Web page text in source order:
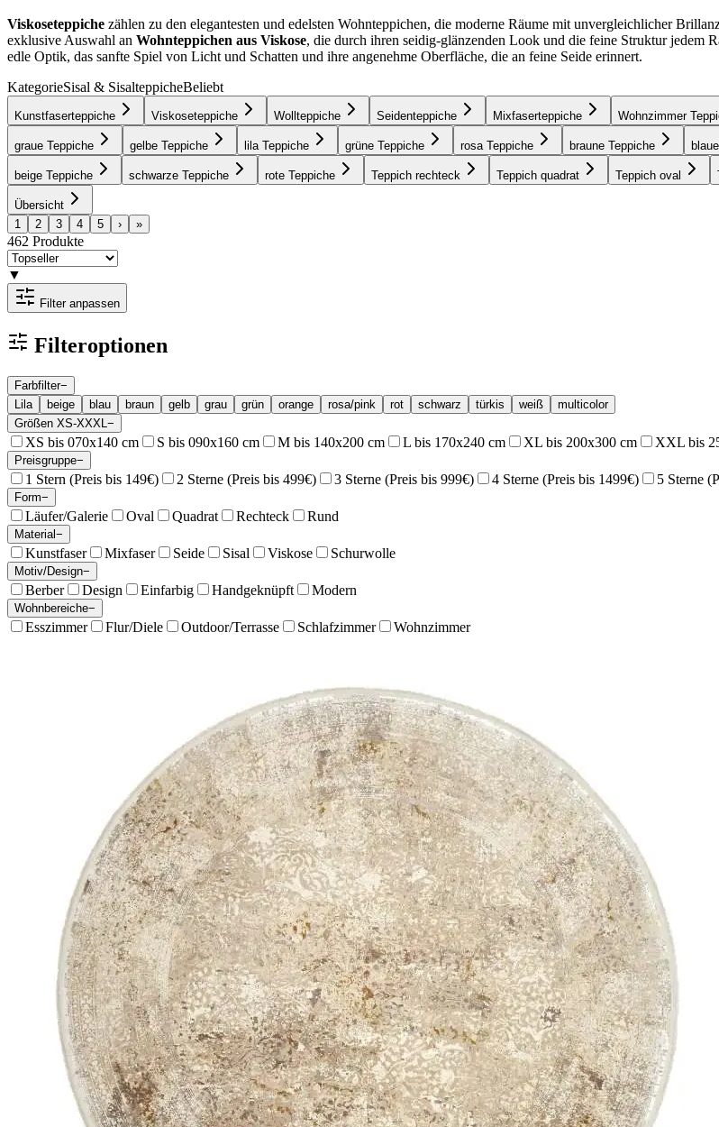
Viskoseteppiche zählen zu den elegantesten und edelsten Wohnteppichen, die moderne Räume mit unvergleichlicher
exklusive Auswahl an Wohnteppichen aus Viskose, die durch ihren seidig-glänzenden Look und die feine Struktur jedem
edle Optik, das sanfte Spiel von Licht und Schatten und ihre angenehme Oberfläche, die an feine Seide erinnert.
KategorieSisal & SisalteppicheBeliebt
Kunstfaserteppiche Viskoseteppiche Wollteppiche Seidenteppiche Mixfaserteppiche Wohnzimmer
graue Teppiche gelbe Teppiche lila Teppiche grüne Teppiche rosa Teppiche braune Teppiche
beige Teppiche schwarze Teppiche rote Teppiche Teppich rechteck Teppich quadrat Teppich oval
Übersicht
1
2 3 4 5 › »
462 Produkte
▼
Filter anpassen
Filteroptionen
Farbfilter−
Lila
beige blau braun gelb grau grün orange rosa/pink rot schwarz türkis weiß
multicolor
Größen XS-XXXL−
XS bis 070x140 cm S bis 090x160 cm M bis 140x200 cm L bis 170x240 cm XL bis 200x300 cm XXL bis
Preisgruppe−
1 Stern (Preis bis 149€) 2 Sterne (Preis bis 499€) 3 Sterne (Preis bis 999€) 4 Sterne (Preis bis 1499€) 5 Sterne
Form−
Läufer/Galerie Oval Quadrat Rechteck Rund
Material−
Kunstfaser Mixfaser Seide Sisal Viskose Schurwolle
Motiv/Design−
Berber Design Einfarbig Handgeknüpft Modern
Wohnbereiche−
Esszimmer Flur/Diele Outdoor/Terrasse Schlafzimmer Wohnzimmer